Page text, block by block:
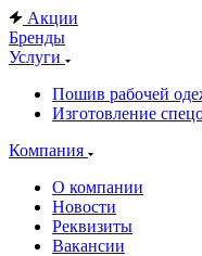
Акции
Бренды
Услуги
Пошив рабочей
Изготовление
Компания
О компании
Новости
Реквизиты
Вакансии